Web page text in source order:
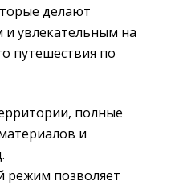
делают
и увлекательным на
путешествия по
полные
и
режим позволяет